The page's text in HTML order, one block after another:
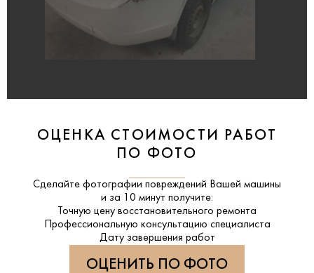
ОЦЕНКА СТОИМОСТИ РАБОТ
ПО ФОТО
Сделайте фотографии повреждений Вашей машины
и за
10 минут получите:
Точную цену восстановительного ремонта
Профессиональную консультацию специалиста
Дату завершения работ
ОЦЕНИТЬ ПО ФОТО